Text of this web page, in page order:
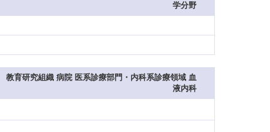
学分野
教育研究組織 病院 医系診療部門・内科系診療領域 血
液内科